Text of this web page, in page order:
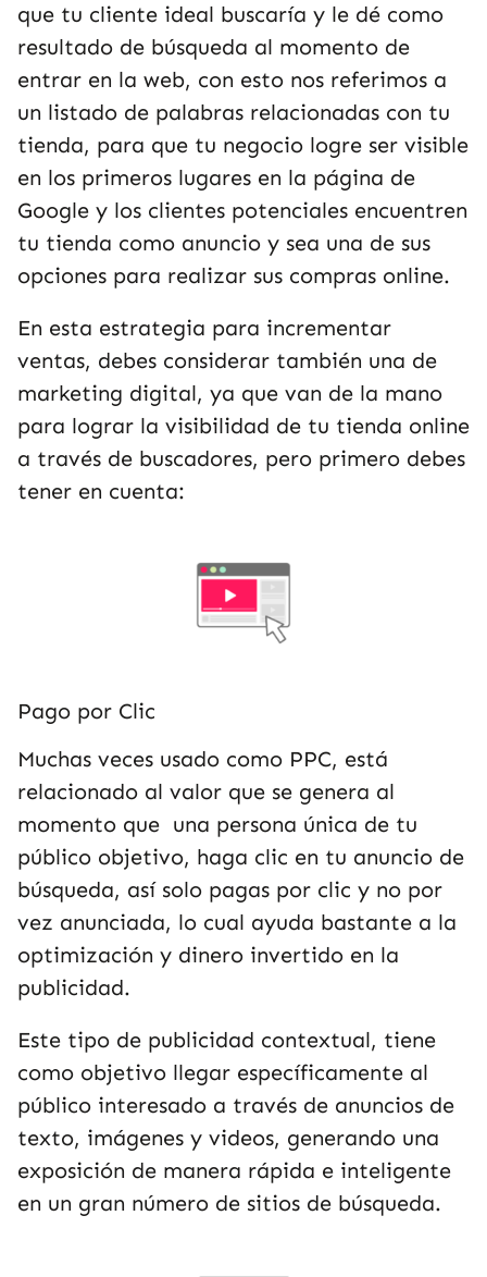
que tu cliente ideal buscaría y le dé como
resultado de búsqueda al momento de
entrar en la web, con esto nos referimos a
un listado de palabras relacionadas con tu
tienda, para que tu negocio logre ser visible
en los primeros lugares en la página de
Google y los clientes potenciales encuentren
tu tienda como anuncio y sea una de sus
opciones para realizar sus compras online.
En esta estrategia para incrementar
ventas, debes considerar también una de
marketing digital, ya que van de la mano
para lograr la visibilidad de tu tienda online
a través de buscadores, pero primero debes
tener en cuenta:
Pago por Clic
Muchas veces usado como PPC, está
relacionado al valor que se genera al
momento que una persona única de tu
público objetivo, haga clic en tu anuncio de
búsqueda, así solo pagas por clic y no por
vez anunciada, lo cual ayuda bastante a la
optimización y dinero invertido en la
publicidad.
Este tipo de publicidad contextual, tiene
como objetivo llegar específicamente al
público interesado a través de anuncios de
texto, imágenes y videos, generando una
exposición de manera rápida e inteligente
en un gran número de sitios de búsqueda.